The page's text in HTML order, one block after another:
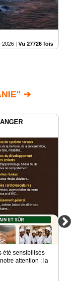
2026 | Vu 27726 fois
➔
été sensibilisés
attention : la